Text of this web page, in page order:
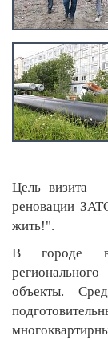
Цель визита –
реновации
жить!".
В городе
объекты.